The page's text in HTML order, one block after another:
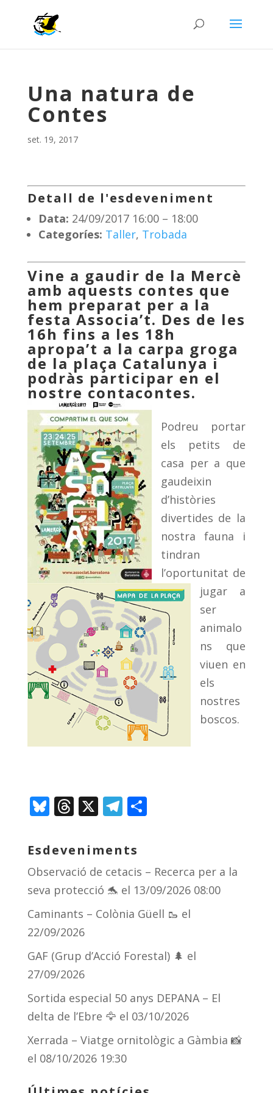
Una natura de
Contes
set. 19, 2017
Detall de l'esdeveniment
Data: 24/09/2017 16:00– 18:00
Categoríes: Taller, Trobada
Vine a gaudir de la Mercè
amb aquests contes que
hem preparat per a la
festa Associa’t. Des de les
16h fins a les 18h
apropa’t a la carpa groga
de la plaça Catalunya i
podràs participar en el
nostre contacontes.
Podreu portar
els petits de
casa per a que
gaudeixin
d’històries
divertides de la
nostra fauna i
tindran
l’oportunitat de
jugar a
ser
animalo
ns que
viuen en
els
nostres
boscos.
Bl
e
sk
y
T
re
a
d
s
X T
e
gr
a
m
C
p
ar
te
ix
Esdeveniments
Observació de cetacis – Recerca per a la
seva protecció 🐬 el 13/09/2026 08:00
Caminants – Colònia Güell 🥾 el
22/09/2026
GAF (Grup d’Acció Forestal) 🌲 el
27/09/2026
Sortida especial 50 anys DEPANA – El
delta de l’Ebre 🦅 el 03/10/2026
Xerrada – Viatge ornitològic a Gàmbia 📸
el 08/10/2026 19:30